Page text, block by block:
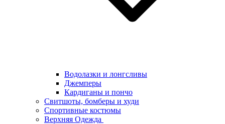
Водолазки и лонгсливы
Джемперы
Кардиганы и пончо
Свитшоты, бомберы и худи
Спортивные костюмы
Верхняя Одежда